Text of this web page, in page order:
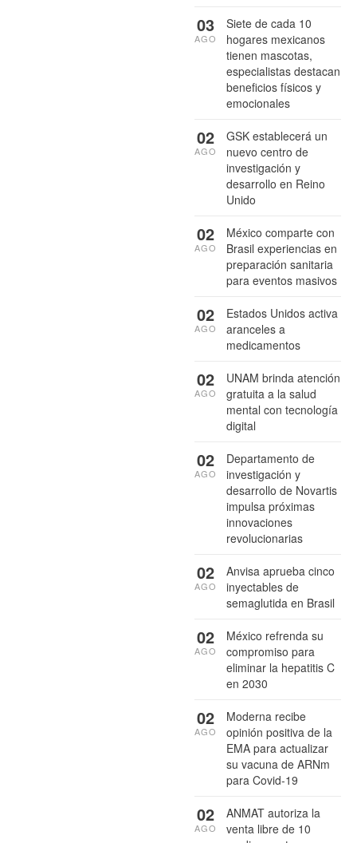
Siete de cada 10
hogares mexicanos
tienen mascotas,
especialistas destacan
beneficios físicos y
emocionales
03
AGO
GSK establecerá un
nuevo centro de
investigación y
desarrollo en Reino
Unido
02
AGO
México comparte con
Brasil experiencias en
preparación sanitaria
para eventos masivos
02
AGO
Estados Unidos activa
aranceles a
medicamentos
02
AGO
UNAM brinda atención
gratuita a la salud
mental con tecnología
digital
02
AGO
Departamento de
investigación y
desarrollo de Novartis
impulsa próximas
innovaciones
revolucionarias
02
AGO
Anvisa aprueba cinco
inyectables de
semaglutida en Brasil
02
AGO
México refrenda su
compromiso para
eliminar la hepatitis C
en 2030
02
AGO
Moderna recibe
opinión positiva de la
EMA para actualizar
su vacuna de ARNm
para Covid-19
02
AGO
ANMAT autoriza la
venta libre de 10
02
AGO